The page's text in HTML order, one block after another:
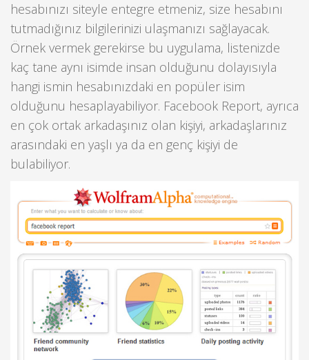
hesabınızı siteyle entegre etmeniz, size hesabını
tutmadığınız bilgilerinizi ulaşmanızı sağlayacak.
Örnek vermek gerekirse bu uygulama, listenizde
kaç tane aynı isimde insan olduğunu dolayısıyla
hangi ismin hesabınızdaki en popüler isim
olduğunu hesaplayabiliyor. Facebook Report, ayrıca
en çok ortak arkadaşınız olan kişiyi, arkadaşlarınız
arasındaki en yaşlı ya da en genç kişiyi de
bulabiliyor.